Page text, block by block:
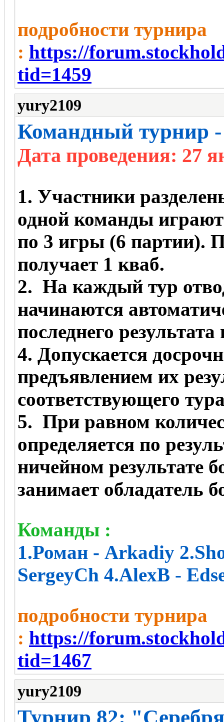
подробности турнира
: https://
tid=1459
yury2109
Командный турнир
Дата проведения: 27
1. Участники
одной команды
по 3 игры (6 партии).
получает 1 кваб.
2. На каждый тур
начинаются
последнего
4. Допускается
предъявлением их
соответствующего
5. При равном
определяется по
ничейном результате
занимает обладатель
Команды :
1.Роман - Arkadiy
SergeyCh 4.AlexB -
пoдробности турнира
: https://
tid=1467
yury2109
Турнир 82: